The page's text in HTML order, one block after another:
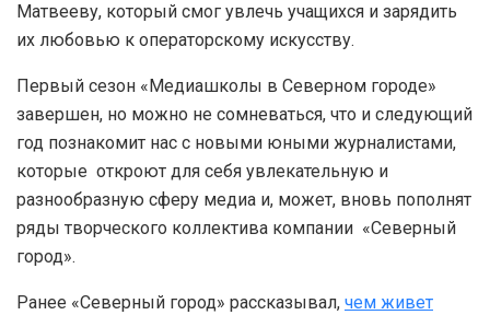
Матвееву, который смог увлечь учащихся и зарядить
их любовью к операторскому искусству.
Первый сезон «Медиашколы в Северном городе»
завершен, но можно не сомневаться, что и следующий
год познакомит нас с новыми юными журналистами,
которые откроют для себя увлекательную и
разнообразную сферу медиа и, может, вновь пополнят
ряды творческого коллектива компании «Северный
город».
Ранее «Северный город» рассказывал, чем живет